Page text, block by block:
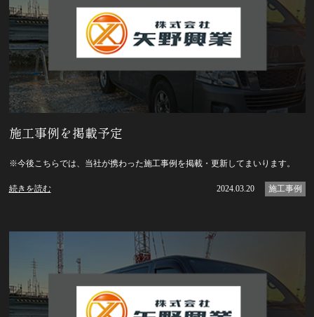
施工事例を掲載予定
※今後こちらでは、当社が携わった施工事例を掲載・更新してまいります。
続きを読む 2024.03.20 施工事例